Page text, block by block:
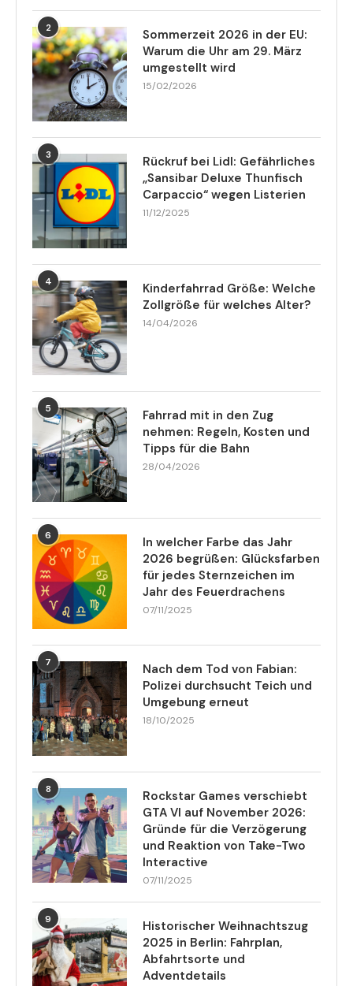
2
Sommerzeit 2026 in der EU:
Warum die Uhr am 29. März
umgestellt wird
15/02/2026
3
Rückruf bei Lidl: Gefährliches
„Sansibar Deluxe Thunfisch
Carpaccio“ wegen Listerien
11/12/2025
4
Kinderfahrrad Größe: Welche
Zollgröße für welches Alter?
14/04/2026
5
Fahrrad mit in den Zug
nehmen: Regeln, Kosten und
Tipps für die Bahn
28/04/2026
6
In welcher Farbe das Jahr
2026 begrüßen: Glücksfarben
für jedes Sternzeichen im
Jahr des Feuerdrachens
07/11/2025
7
Nach dem Tod von Fabian:
Polizei durchsucht Teich und
Umgebung erneut
18/10/2025
8
Rockstar Games verschiebt
GTA VI auf November 2026:
Gründe für die Verzögerung
und Reaktion von Take-Two
Interactive
07/11/2025
9
Historischer Weihnachtszug
2025 in Berlin: Fahrplan,
Abfahrtsorte und
Adventdetails